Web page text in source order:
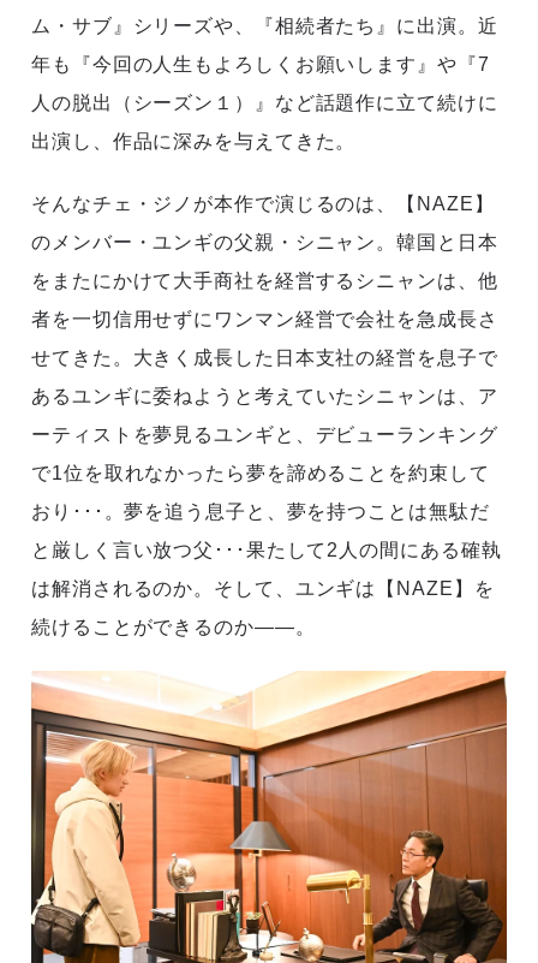
ム・サブ』シリーズや、『相続者たち』に出演。近
年も『今回の人生もよろしくお願いします』や『7
人の脱出（シーズン１）』など話題作に立て続けに
出演し、作品に深みを与えてきた。
そんなチェ・ジノが本作で演じるのは、【NAZE】
のメンバー・ユンギの父親・シニャン。韓国と日本
をまたにかけて大手商社を経営するシニャンは、他
者を一切信用せずにワンマン経営で会社を急成長さ
せてきた。大きく成長した日本支社の経営を息子で
あるユンギに委ねようと考えていたシニャンは、ア
ーティストを夢見るユンギと、デビューランキング
で1位を取れなかったら夢を諦めることを約束して
おり･･･。夢を追う息子と、夢を持つことは無駄だ
と厳しく言い放つ父･･･果たして2人の間にある確執
は解消されるのか。そして、ユンギは【NAZE】を
続けることができるのか――。